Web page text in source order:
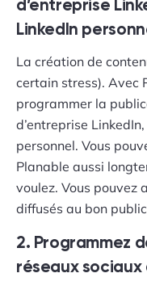
d’entreprise
LinkedIn
La création de
certain stress). Avec
programmer la
d’entreprise
personnel. Vous
Planable aussi
voulez. Vous pouvez
diffusés au bon
2. Programmez
réseaux